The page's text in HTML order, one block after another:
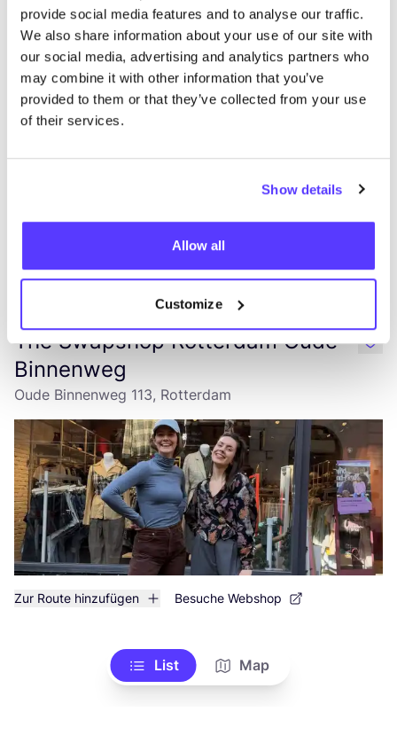
provide social media features and to analyse our traffic.
We also share information about your use of our site with
our social media, advertising and analytics partners who
may combine it with other information that you’ve
provided to them or that they’ve collected from your use
of their services.
Show details
Allow all
Customize
OSKA Rotterdam
Nieuwe Binnenweg 50, Rotterdam
Kleidung Accessoires
Zur Route hinzufügen Besuche Webshop
like
The Swapshop Rotterdam Oude
Binnenweg
Oude Binnenweg 113, Rotterdam
Zur Route hinzufügen Besuche Webshop
like
List Map